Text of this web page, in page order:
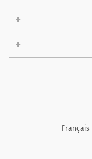
Français